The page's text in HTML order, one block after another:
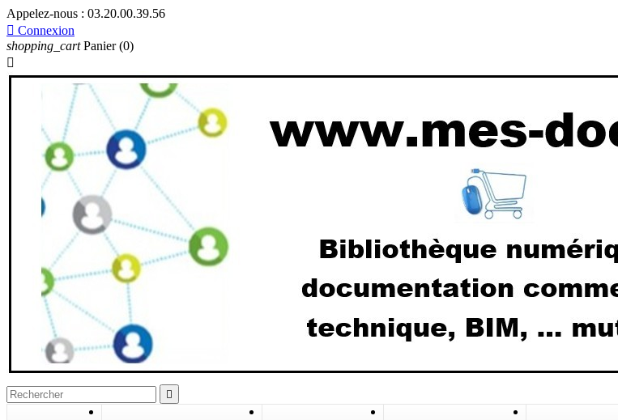
Appelez-nous : 03.20.00.39.56
 Connexion
shopping_cart Panier (0)

